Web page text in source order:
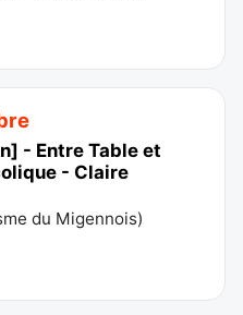
- Entre Table et
- Claire
du Migennois)